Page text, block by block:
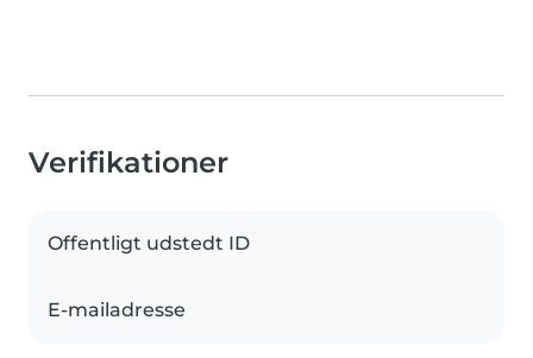
Verifikationer
Offentligt udstedt ID
E-mailadresse